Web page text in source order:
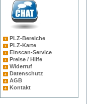
PLZ-Bereiche
PLZ-Karte
Einscan-Service
Preise / Hilfe
Widerruf
Datenschutz
AGB
Kontakt